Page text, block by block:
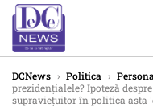
DCNews › Politica ›
prezidențialele? Ipoteză
supraviețuitor în politica asta